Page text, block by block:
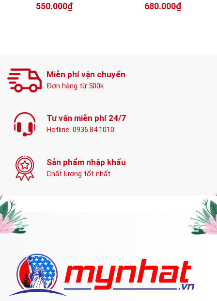
550.000₫ 680.000₫
Miễn phí vận chuyển
Đơn hàng từ 500k
Tư vấn miễn phí 24/7
Hotline: 0936.84.1010
Sản phẩm nhập khẩu
Chất lượng tốt nhất